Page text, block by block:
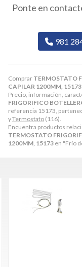
Comprar TERMOSTATO
CAPILAR 1200MM, 15173
Precio, información,
FRIGORIFICO
referencia 15173,
yTermostato (116).
Encuentra productos
TERMOSTATO
1200MM, 15173 en "Frío
Ponte en
981